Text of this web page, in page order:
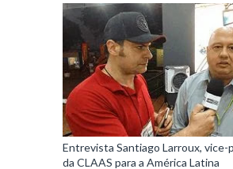
Entrevista Santiago Larroux,
da CLAAS para a América Latina